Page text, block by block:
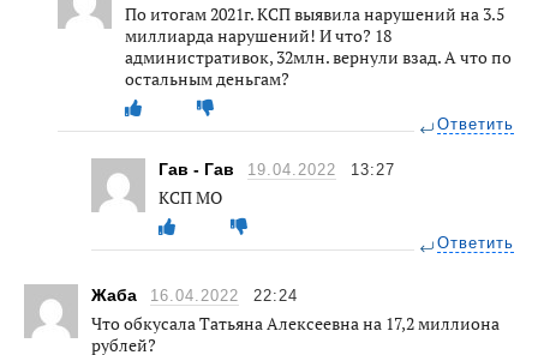
По итогам 2021г. КСП выявила нарушений на 3.5
миллиарда нарушений! И что? 18
административок, 32млн. вернули взад. А что по
остальным деньгам?
Ответить
Гав - Гав 19.04.2022 13:27
КСП МО
Ответить
Жаба 16.04.2022 22:24
Что обкусала Татьяна Алексеевна на 17,2 миллиона
рублей?